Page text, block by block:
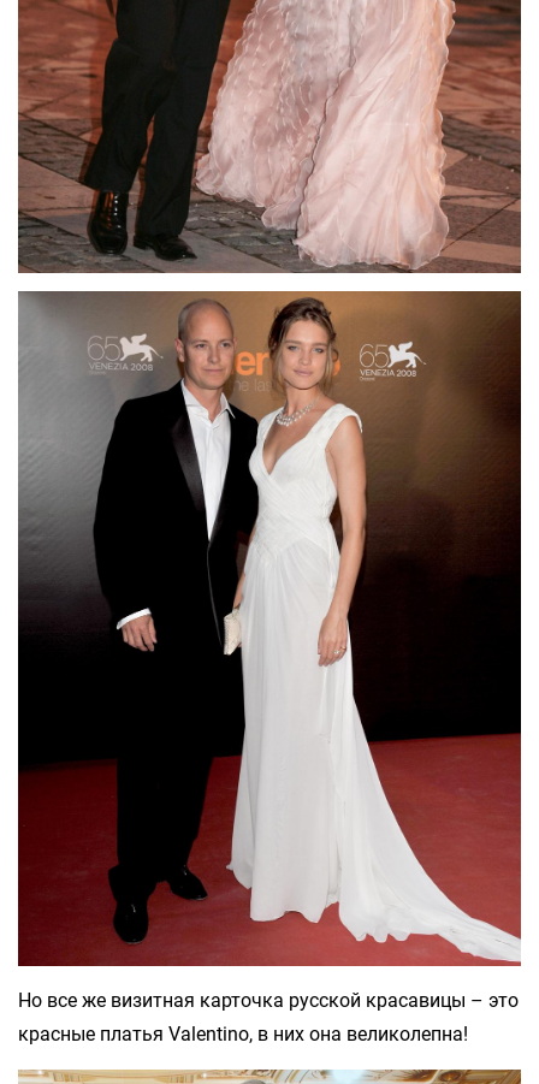
Но все же визитная карточка русской красавицы – это
красные платья Valentino, в них она великолепна!